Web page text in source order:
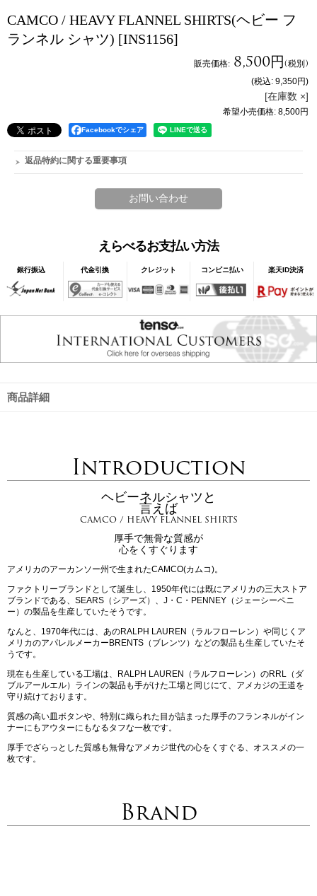
CAMCO / HEAVY FLANNEL SHIRTS(ヘビー フ
ランネル シャツ) [INS1156]
販売価格: 8,500円(税別)
(税込: 9,350円)
[在庫数 ×]
希望小売価格: 8,500円
Facebookでシェア
返品特約に関する重要事項
えらべるお支払い方法
銀行振込 代金引換 クレジット コンビニ払い 楽天ID決済
商品詳細
Introduction
ヘビーネルシャツと
言えば
CAMCO / HEAVY FLANNEL SHIRTS
厚手で無骨な質感が
心をくすぐります
アメリカのアーカンソー州で生まれたCAMCO(カムコ)。
ファクトリーブランドとして誕生し、1950年代には既にアメリカの三大ストア
ブランドである、SEARS（シアーズ）、J・C・PENNEY（ジェーシーペニ
ー）の製品を生産していたそうです。
なんと、1970年代には、あのRALPH LAUREN（ラルフローレン）や同じくア
メリカのアパレルメーカーBRENTS（ブレンツ）などの製品も生産していたそ
うです。
現在も生産している工場は、RALPH LAUREN（ラルフローレン）のRRL（ダ
ブルアールエル）ラインの製品も手がけた工場と同じにて、アメカジの王道を
守り続けております。
質感の高い皿ボタンや、特別に織られた目が詰まった厚手のフランネルがイン
ナーにもアウターにもなるタフな一枚です。
厚手でざらっとした質感も無骨なアメカジ世代の心をくすぐる、オススメの一
枚です。
Brand